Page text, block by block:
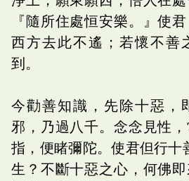
『隨所住處恒安樂。』使
西方去此不遙；若懷不善
到。
今勸善知識，先除十惡，
邪，乃過八千。念念見性
指，便睹彌陀。使君但行十
生？不斷十惡之心，何佛